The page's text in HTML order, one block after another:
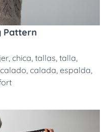
Pattern
, chica, tallas, talla,
calado, calada, espalda,